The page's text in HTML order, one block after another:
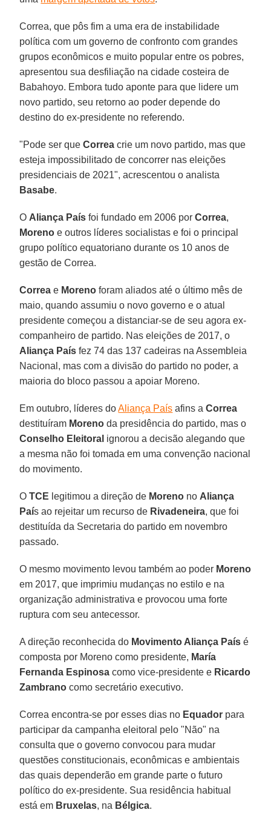
Correa, que pôs fim a uma era de instabilidade
política com um governo de confronto com grandes
grupos econômicos e muito popular entre os pobres,
apresentou sua desfiliação na cidade costeira de
Babahoyo. Embora tudo aponte para que lidere um
novo partido, seu retorno ao poder depende do
destino do ex-presidente no referendo.
"Pode ser queCorrea crie um novo partido, mas que
esteja impossibilitado de concorrer nas eleições
presidenciais de 2021", acrescentou o analista
Basabe.
O Aliança País foi fundado em 2006 porCorrea,
Moreno e outros líderes socialistas e foi o principal
grupo político equatoriano durante os 10 anos de
gestão de Correa.
Correa e Moreno foram aliados até o último mês de
maio, quando assumiu o novo governo e o atual
presidente começou a distanciar-se de seu agora ex-
companheiro de partido. Nas eleições de 2017, o
Aliança País fez 74 das 137 cadeiras na Assembleia
Nacional, mas com a divisão do partido no poder, a
maioria do bloco passou a apoiar Moreno.
Em outubro, líderes doAliança País afins aCorrea
destituíram Moreno da presidência do partido, mas o
Conselho Eleitoral ignorou a decisão alegando que
a mesma não foi tomada em uma convenção nacional
do movimento.
OTCE legitimou a direção de Moreno no Aliança
País ao rejeitar um recurso de Rivadeneira, que foi
destituída da Secretaria do partido em novembro
passado.
O mesmo movimento levou também ao poder Moreno
em 2017, que imprimiu mudanças no estilo e na
organização administrativa e provocou uma forte
ruptura com seu antecessor.
A direção reconhecida do Movimento Aliança País é
composta por Moreno como presidente, María
Fernanda Espinosa como vice-presidente e Ricardo
Zambrano como secretário executivo.
Correa encontra-se por esses dias no Equador para
participar da campanha eleitoral pelo "Não" na
consulta que o governo convocou para mudar
questões constitucionais, econômicas e ambientais
das quais dependerão em grande parte o futuro
político do ex-presidente. Sua residência habitual
está em Bruxelas, na Bélgica.